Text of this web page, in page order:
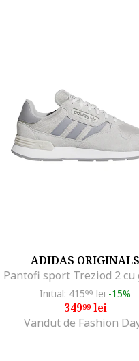
ADIDAS ORIGINALS
Initial: 41599 lei -15%
34999lei
Vandut de Fashion